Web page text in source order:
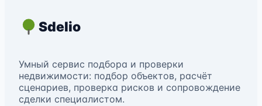
Sdelio
Умный сервис подбора и проверки
недвижимости: подбор объектов, расчёт
сценариев, проверка рисков и сопровождение
сделки специалистом.